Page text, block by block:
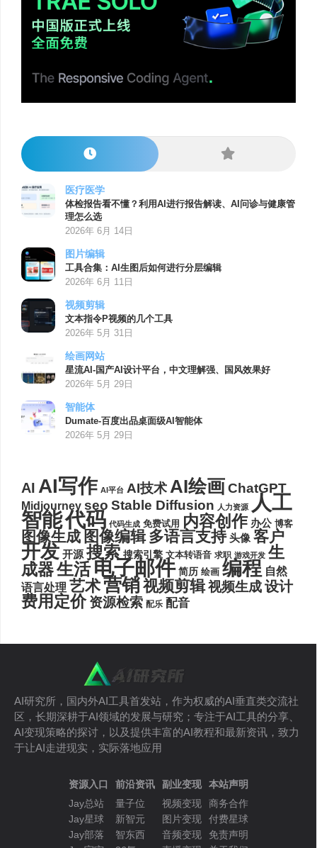
医疗医学
体检报告看不懂？利用AI进行报告解读、AI问诊与健康管
理怎么选
2026年 6月 14日
图片编辑
工具合集：AI生图后如何进行分层编辑
2026年 6月 11日
视频剪辑
文本指令P视频的几个工具
2026年 5月 31日
绘画网站
星流AI-国产AI设计平台，中文理解强、国风效果好
2026年 5月 29日
智能体
Dumate-百度出品桌面级AI智能体
2026年 5月 29日
AI AI写作 AI平台 AI技术AI绘画ChatGPT
Midjourney seo Stable Diffusion 人力资源 人工
智能代码 代码生成 免费试用 内容创作 办公 博客
图像生成 图像编辑 多语言支持 头像 客户
开发 开源 搜索 搜索引擎 文本转语音 求职 游戏开发 生
成器生活电子邮件 简历 绘画 编程 自然
语言处理 艺术营销视频剪辑视频生成设计
费用定价 资源检索 配乐 配音
AI研究所，国内外AI工具首发站，作为权威的AI垂直类交流社
区，长期深耕于AI领域的发展与研究；专注于AI工具的分享、
AI变现策略的探讨，以及提供丰富的AI教程和最新资讯，致力
于让AI走进现实，实际落地应用
资源入口
Jay总站
Jay星球
Jay部落
前沿资讯
量子位
新智元
智东西
副业变现
视频变现
图片变现
音频变现
本站声明
商务合作
付费星球
免责声明